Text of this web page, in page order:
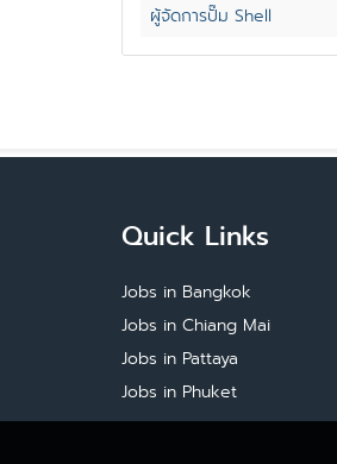
ผู้จัดการปั๊ม Shell
Quick Links
Jobs in Bangkok
Jobs in Chiang Mai
Jobs in Pattaya
Jobs in Phuket